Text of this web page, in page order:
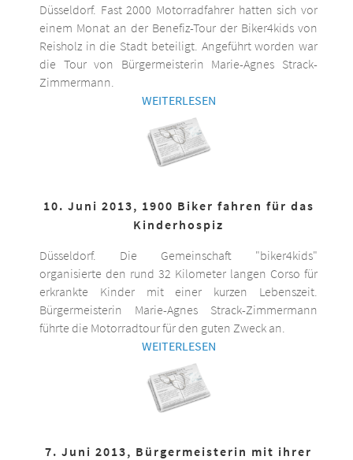
Düsseldorf. Fast 2000 Motorradfahrer hatten sich vor
einem Monat an der Benefiz-Tour der Biker4kids von
Reisholz in die Stadt beteiligt. Angeführt worden war
die Tour von Bürgermeisterin Marie-Agnes Strack-
Zimmermann.
WEITERLESEN
10. Juni 2013, 1900 Biker fahren für das
Kinderhospiz
Düsseldorf. Die Gemeinschaft "biker4kids"
organisierte den rund 32 Kilometer langen Corso für
erkrankte Kinder mit einer kurzen Lebenszeit.
Bürgermeisterin Marie-Agnes Strack-Zimmermann
führte die Motorradtour für den guten Zweck an.
WEITERLESEN
7. Juni 2013, Bürgermeisterin mit ihrer